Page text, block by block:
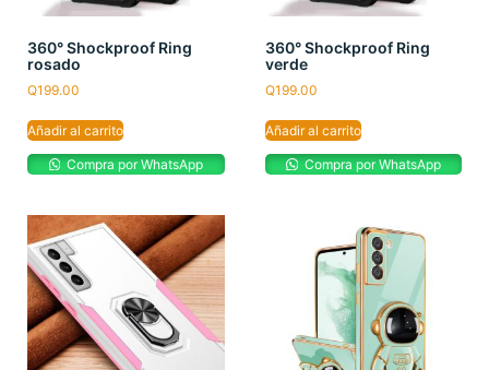
360° Shockproof Ring
rosado
Q199.00
Añadir al carrito
Compra por WhatsApp
360° Shockproof Ring
verde
Q199.00
Añadir al carrito
Compra por WhatsApp